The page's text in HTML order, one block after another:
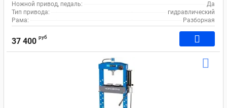
Ножной привод, педаль:
Да
Тип привода:
гидравлический
Рама:
Разборная
37 400 руб